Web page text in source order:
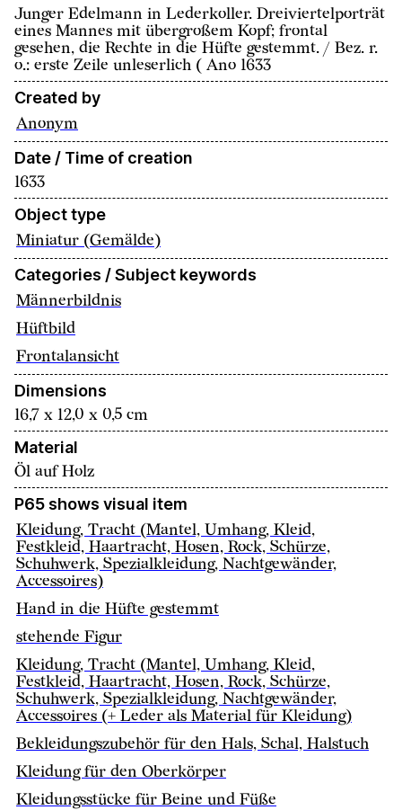
Junger Edelmann in Lederkoller. Dreiviertelporträt
eines Mannes mit übergroßem Kopf; frontal
gesehen, die Rechte in die Hüfte gestemmt. / Bez. r.
o.: erste Zeile unleserlich ( Ano 1633
Created by
Anonym
Date / Time of creation
1633
Object type
Miniatur (Gemälde)
Categories / Subject keywords
Männerbildnis
Hüftbild
Frontalansicht
Dimensions
16,7 x 12,0 x 0,5 cm
Material
Öl auf Holz
P65 shows visual item
Kleidung, Tracht (Mantel, Umhang, Kleid,
Festkleid, Haartracht, Hosen, Rock, Schürze,
Schuhwerk, Spezialkleidung, Nachtgewänder,
Accessoires)
Hand in die Hüfte gestemmt
stehende Figur
Kleidung, Tracht (Mantel, Umhang, Kleid,
Festkleid, Haartracht, Hosen, Rock, Schürze,
Schuhwerk, Spezialkleidung, Nachtgewänder,
Accessoires (+ Leder als Material für Kleidung)
Bekleidungszubehör für den Hals, Schal, Halstuch
Kleidung für den Oberkörper
Kleidungsstücke für Beine und Füße